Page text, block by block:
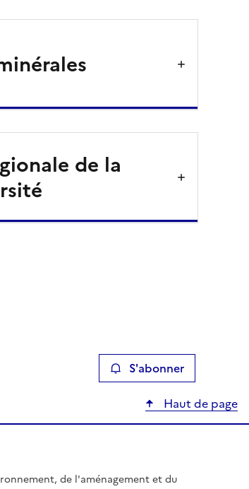
de la
S'abonner
Haut de page
de l'aménagement et du